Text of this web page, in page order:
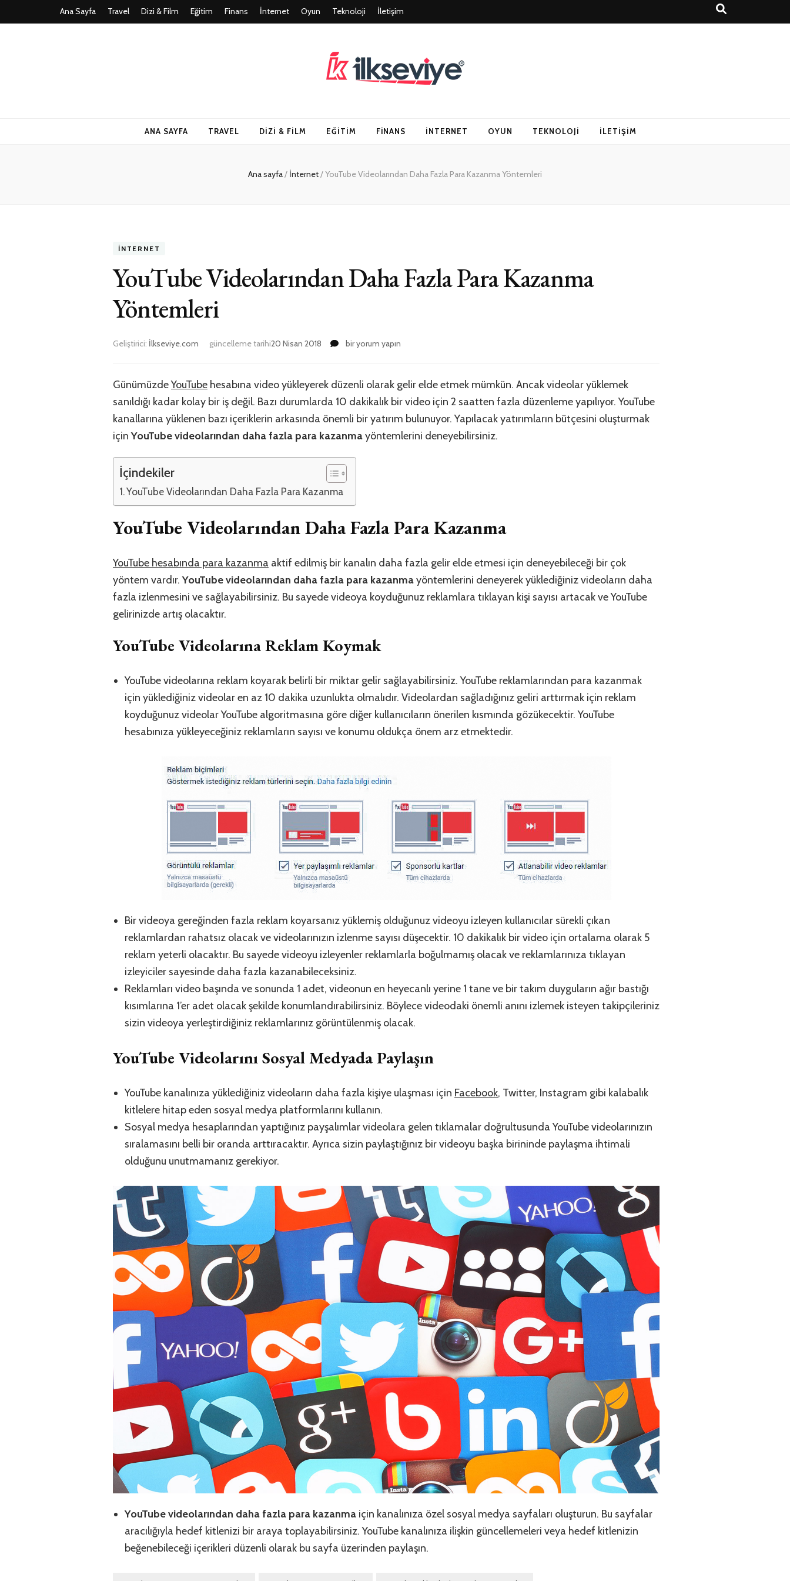
Ana Sayfa Travel Dizi & Film Eğitim Finans İnternet Oyun Teknoloji İletişim
ANA SAYFA TRAVEL DIZI & FILM EĞITIM FINANS İNTERNET OYUN TEKNOLOJI İLETIŞIM
Ana sayfa/ İnternet/YouTube Videolarından Daha Fazla Para Kazanma Yöntemleri
İNTERNET
YouTube Videolarından Daha Fazla Para Kazanma
Yöntemleri
Geliştirici: İlkseviye.com güncelleme tarihi20 Nisan 2018
YouTube
Fazla
Kazanma
Yöntemleri
bir yorum yapın
GünümüzdeYouTube hesabına video yükleyerek düzenli olarak gelir elde etmek mümkün. Ancak videolar yüklemek
sanıldığı kadar kolay bir iş değil. Bazı durumlarda 10 dakikalık bir video için 2 saatten fazla düzenleme yapılıyor. YouTube
kanallarına yüklenen bazı içeriklerin arkasında önemli bir yatırım bulunuyor. Yapılacak yatırımların bütçesini oluşturmak
içinYouTube videolarından daha fazla para kazanmayöntemlerini deneyebilirsiniz.
İçindekiler
YouTube Videolarından Daha Fazla Para Kazanma
YouTube Videolarından Daha Fazla Para Kazanma
YouTube hesabında para kazanma aktif edilmiş bir kanalın daha fazla gelir elde etmesi için deneyebileceği bir çok
yöntem vardır.YouTube videolarından daha fazla para kazanmayöntemlerini deneyerek yüklediğiniz videoların daha
fazla izlenmesini ve sağlayabilirsiniz. Bu sayede videoya koyduğunuz reklamlara tıklayan kişi sayısı artacak ve YouTube
gelirinizde artış olacaktır.
YouTube Videolarına Reklam Koymak
YouTube videolarına reklam koyarak belirli bir miktar gelir sağlayabilirsiniz. YouTube reklamlarından para kazanmak
için yüklediğiniz videolar en az 10 dakika uzunlukta olmalıdır. Videolardan sağladığınız geliri arttırmak için reklam
koyduğunuz videolar YouTube algoritmasına göre diğer kullanıcıların önerilen kısmında gözükecektir. YouTube
hesabınıza yükleyeceğiniz reklamların sayısı ve konumu oldukça önem arz etmektedir.
Bir videoya gereğinden fazla reklam koyarsanız yüklemiş olduğunuz videoyu izleyen kullanıcılar sürekli çıkan
reklamlardan rahatsız olacak ve videolarınızın izlenme sayısı düşecektir. 10 dakikalık bir video için ortalama olarak 5
reklam yeterli olacaktır. Bu sayede videoyu izleyenler reklamlarla boğulmamış olacak ve reklamlarınıza tıklayan
izleyiciler sayesinde daha fazla kazanabileceksiniz.
Reklamları video başında ve sonunda 1 adet, videonun en heyecanlı yerine 1 tane ve bir takım duyguların ağır bastığı
kısımlarına 1’er adet olacak şekilde konumlandırabilirsiniz. Böylece videodaki önemli anını izlemek isteyen takipçileriniz
sizin videoya yerleştirdiğiniz reklamlarınız görüntülenmiş olacak.
YouTube Videolarını Sosyal Medyada Paylaşın
YouTube kanalınıza yüklediğiniz videoların daha fazla kişiye ulaşması için Facebook, Twitter, Instagram gibi kalabalık
kitlelere hitap eden sosyal medya platformlarını kullanın.
Sosyal medya hesaplarından yaptığınız payşalımlar videolara gelen tıklamalar doğrultusunda YouTube videolarınızın
sıralamasını belli bir oranda arttıracaktır. Ayrıca sizin paylaştığınız bir videoyu başka birininde paylaşma ihtimali
olduğunu unutmamanız gerekiyor.
YouTube videolarından daha fazla para kazanma için kanalınıza özel sosyal medya sayfaları oluşturun. Bu sayfalar
aracılığıyla hedef kitlenizi bir araya toplayabilirsiniz. YouTube kanalınıza ilişkin güncellemeleri veya hedef kitlenizin
beğenebileceği içerikleri düzenli olarak bu sayfa üzerinden paylaşın.